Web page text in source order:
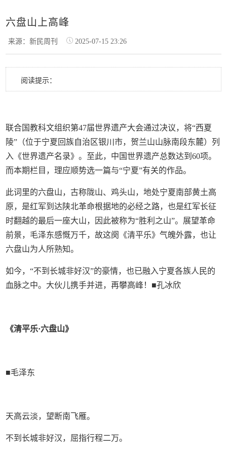
六盘山上高峰
来源：新民周刊 2025-07-15 23:26
阅读提示：
联合国教科文组织第47届世界遗产大会通过决议，将“西夏
陵”（位于宁夏回族自治区银川市，贺兰山山脉南段东麓）列
入《世界遗产名录》。至此，中国世界遗产总数达到60项。
而本期栏目，理应顺势选一篇与“宁夏”有关的作品。
此词里的六盘山，古称陇山、鸡头山，地处宁夏南部黄土高
原，是红军到达陕北革命根据地的必经之路，也是红军长征
时翻越的最后一座大山，因此被称为“胜利之山”。展望革命
前景，毛泽东感慨万千，故这阕《清平乐》气魄外露，也让
六盘山为人所熟知。
如今，“不到长城非好汉”的豪情，也已融入宁夏各族人民的
血脉之中。大伙儿携手并进，再攀高峰！■孔冰欣
《清平乐·六盘山》
■毛泽东
天高云淡，望断南飞雁。
不到长城非好汉，屈指行程二万。